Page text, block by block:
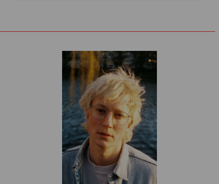
finden sich in Lyrikbänden und Kunstbüchern. Seine
Stärken liegen im Erzählerischen in Lyrik und Kürzestprosa.
Das Literaturzentrum “Ich schreibe!” e.V. wurde 2006
gegründet. Der Verein fördert Kunst und Kultur,
insbesondere Literatur von Nachwuchsautoren. Er bietet
kulturelle Bildung für alle Altersgruppen, mit einem
besonderen Fokus auf Literatur von und über die Lausitz.
Das Zentrum ist ein Ort, das Kreativität fördert, junge
Talente entdeckt und die Bedeutung der Literatur